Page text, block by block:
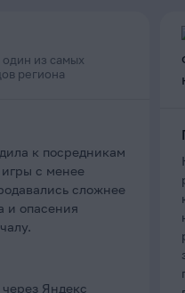
из самых
региона
к посредникам
с менее
сложнее
и опасения
Яндекс